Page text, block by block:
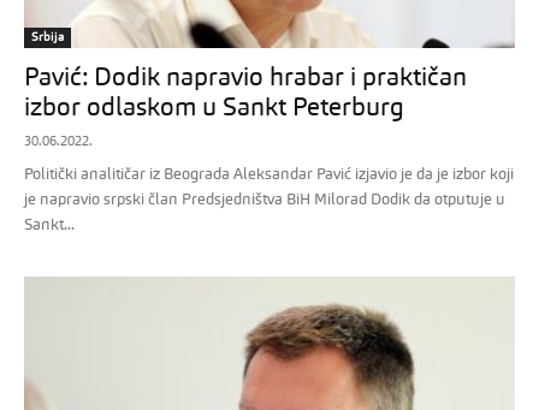
Srbija
Pavić: Dodik napravio hrabar i praktičan
izbor odlaskom u Sankt Peterburg
30.06.2022.
Politički analitičar iz Beograda Aleksandar Pavić izjavio je da je izbor koji
je napravio srpski član Predsjedništva BiH Milorad Dodik da otputuje u
Sankt...